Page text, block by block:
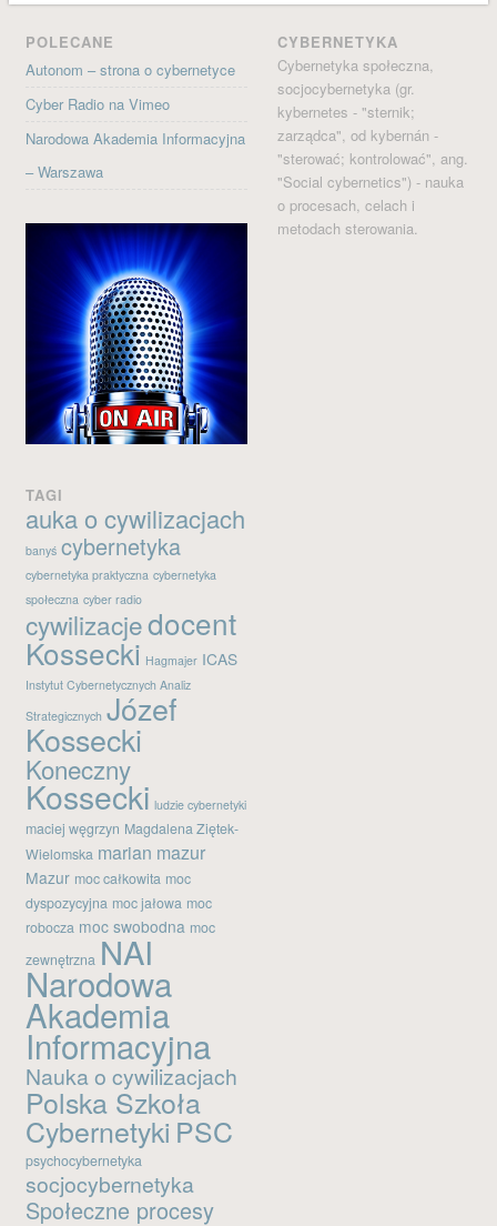
Zaloguj się
Kanał wpisów
Kanał komentarzy
WordPress.org
POLECANE
Autonom – strona o cybernetyce
Cyber Radio na Vimeo
Narodowa Akademia Informacyjna
– Warszawa
TAGI
auka o cywilizacjach
banyś cybernetyka
cybernetyka praktyczna cybernetyka
społeczna cyber radio
cywilizacjedocent
Kossecki Hagmajer ICAS
Instytut Cybernetycznych Analiz
Strategicznych Józef
Kossecki
Koneczny
Kossecki ludzie cybernetyki
maciej węgrzyn Magdalena Ziętek-
Wielomska marian mazur
Mazur moc całkowita moc
dyspozycyjna moc jałowa moc
robocza moc swobodna moc
zewnętrzna NAI
Narodowa
Akademia
Informacyjna
Nauka o cywilizacjach
Polska Szkoła
Cybernetyki PSC
psychocybernetyka
socjocybernetyka
Społeczne procesy
CYBERNETYKA
Cybernetyka społeczna,
socjocybernetyka (gr.
kybernetes - "sternik;
zarządca", od kybernán -
"sterować; kontrolować", ang.
"Social cybernetics") - nauka
o procesach, celach i
metodach sterowania.